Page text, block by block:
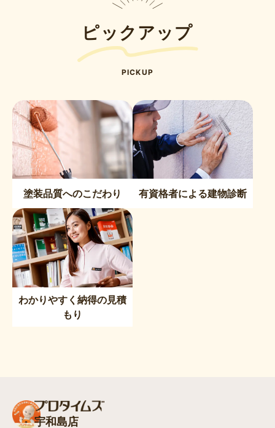
ピックアップ
PICKUP
塗装品質へのこだわり 有資格者による建物診断
わかりやすく納得の見積
もり
宇和島店